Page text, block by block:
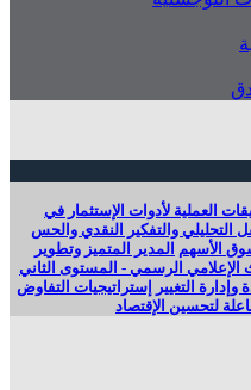
العملية لأدوات الإستثمار في
التحليلي والتفكير النقدي والحس
الأسهم المدير المتميز وتطوير
الإعلامي الرسمي - المستوى الثاني
وإدارة التغيير
إستراتيجيات التفاوض
لتحسين الإقتصاد